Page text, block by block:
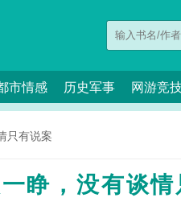
市情感 历史军事 网游竞
只有说案
睁，没有谈